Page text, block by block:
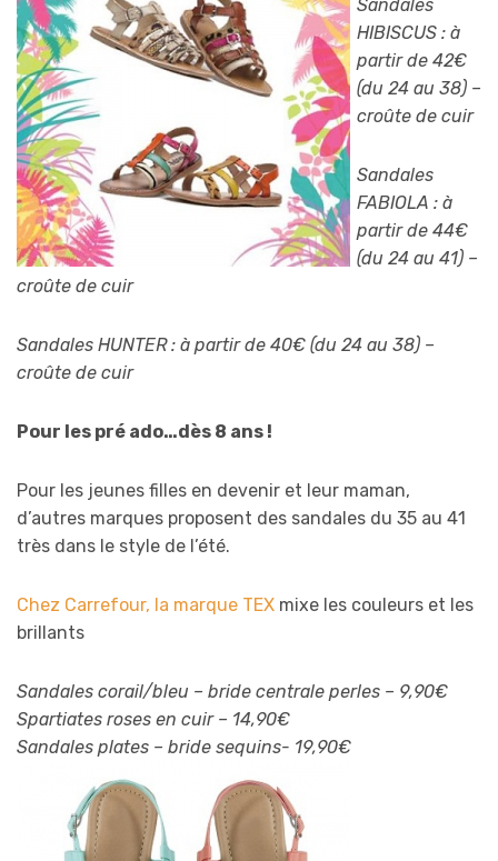
Sandales
HIBISCUS : à
partir de 42€
(du 24 au 38) –
croûte de cuir
Sandales
FABIOLA : à
partir de 44€
(du 24 au 41) –
croûte de cuir
Sandales HUNTER : à partir de 40€ (du 24 au 38) –
croûte de cuir
Pour les pré ado…dès 8 ans !
Pour les jeunes filles en devenir et leur maman,
d’autres marques proposent des sandales du 35 au 41
très dans le style de l’été.
Chez Carrefour, la marque TEX mixe les couleurs et les
brillants
Sandales corail/bleu – bride centrale perles – 9,90€
Spartiates roses en cuir – 14,90€
Sandales plates – bride sequins- 19,90€